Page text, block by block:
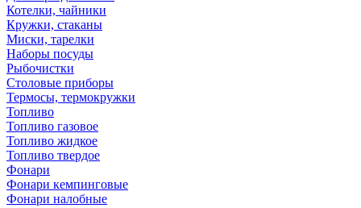
Котелки, чайники
Кружки, стаканы
Миски, тарелки
Наборы посуды
Рыбочистки
Столовые приборы
Термосы, термокружки
Топливо
Топливо газовое
Топливо жидкое
Топливо твердое
Фонари
Фонари кемпинговые
Фонари налобные